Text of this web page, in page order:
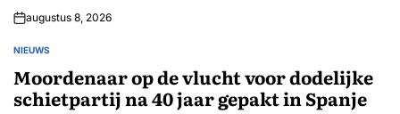
augustus 8, 2026
GEPLAATST
NIEUWS
Moordenaar op de vlucht voor dodelijke
schietpartij na 40 jaar gepakt in Spanje